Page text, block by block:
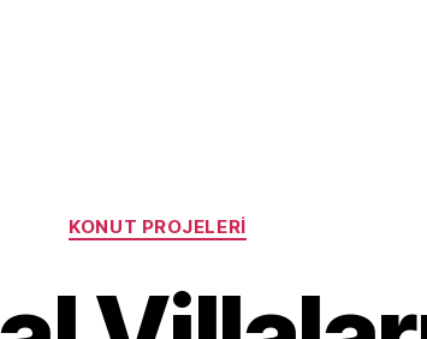
Categories
KONUT PROJELERI